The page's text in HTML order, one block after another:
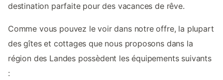
destination parfaite pour des vacances de rêve.
Comme vous pouvez le voir dans notre offre, la plupart
des gîtes et cottages que nous proposons dans la
région des Landes possèdent les équipements suivants
: